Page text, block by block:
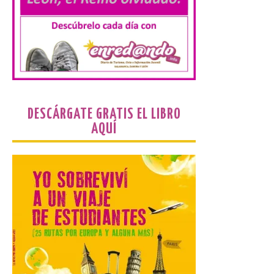
Durante los días 1 y 2 de
agosto, tanto el público
infantil como el adulto
pudo disfrutar de un
planetario que se instaló
en el polideportivo municipal, con pases
Más de 200.000 jóvenes
nacidos en 2008 ya han
solicitado el Bono Cultural
Joven 2026 en su primer
mes de vigencia
7 Ago 2026
Las personas que hayan
cumplido o cumplan 18
DESCÁRGATE GRATIS EL LIBRO
AQUÍ